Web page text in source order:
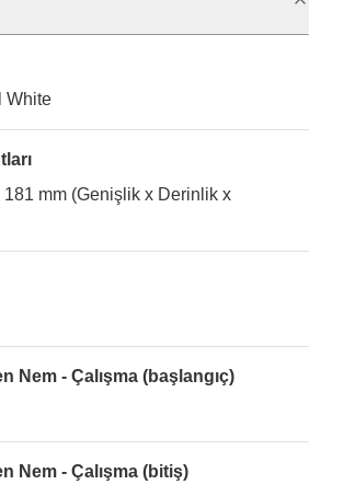
White
181 mm (Genişlik x Derinlik x
Nem - Çalışma (başlangıç)
Nem - Çalışma (bitiş)